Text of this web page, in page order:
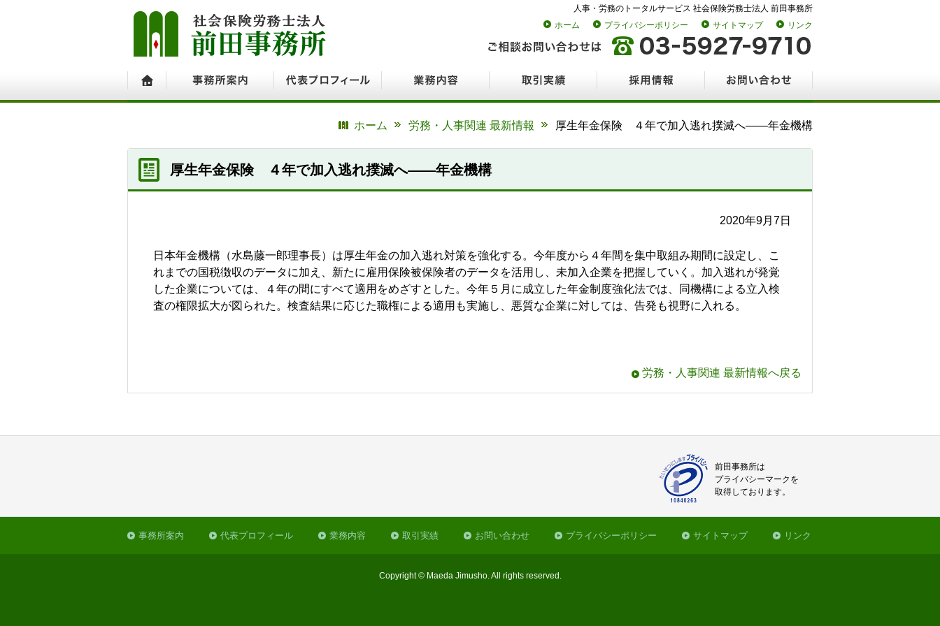
人事・労務のトータルサービス 社会保険労務士法人 前田事務所
ホーム
プライバシーポリシー サイトマップ リンク
ホーム
労務・人事関連 最新情報 厚生年金保険 ４年で加入逃れ撲滅へ――年金機構
厚生年金保険 ４年で加入逃れ撲滅へ――年金機構
2020年9月7日
日本年金機構（水島藤一郎理事長）は厚生年金の加入逃れ対策を強化する。今年度から４年間を集中取組み期間に設定し、こ
れまでの国税徴収のデータに加え、新たに雇用保険被保険者のデータを活用し、未加入企業を把握していく。加入逃れが発覚
した企業については、４年の間にすべて適用をめざすとした。今年５月に成立した年金制度強化法では、同機構による立入検
査の権限拡大が図られた。検査結果に応じた職権による適用も実施し、悪質な企業に対しては、告発も視野に入れる。
労務・人事関連 最新情報へ戻る
前田事務所は
プライバシーマークを
取得しております。
事務所案内 代表プロフィール 業務内容 取引実績 お問い合わせ プライバシーポリシー サイトマップ リンク
Copyright © Maeda Jimusho. All rights reserved.